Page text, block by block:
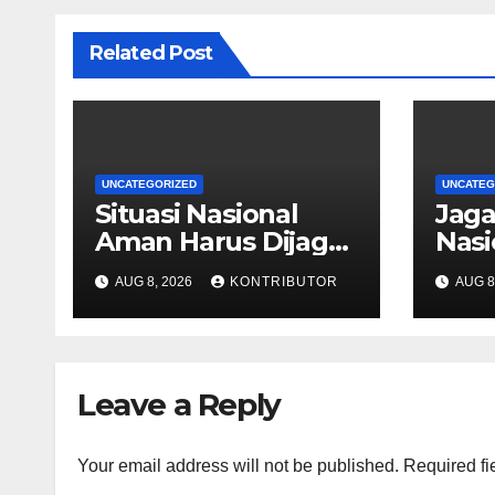
Related Post
UNCATEGORIZED
Situasi Nasional
Aman Harus Dijaga
dari Provokasi
Jelang HUT ke-81 RI
AUG 8, 2026 KONTRIBUTOR AUG
Leave a Reply
Your email address will not be published. Required